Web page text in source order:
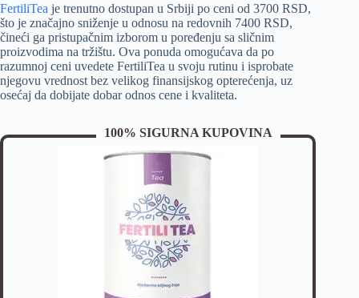
FertiliTea je trenutno dostupan u Srbiji po ceni od 3700 RSD,
što je značajno sniženje u odnosu na redovnih 7400 RSD,
čineći ga pristupačnim izborom u poređenju sa sličnim
proizvodima na tržištu. Ova ponuda omogućava da po
razumnoj ceni uvedete FertiliTea u svoju rutinu i isprobate
njegovu vrednost bez velikog finansijskog opterećenja, uz
osećaj da dobijate dobar odnos cene i kvaliteta.
100% SIGURNA KUPOVINA